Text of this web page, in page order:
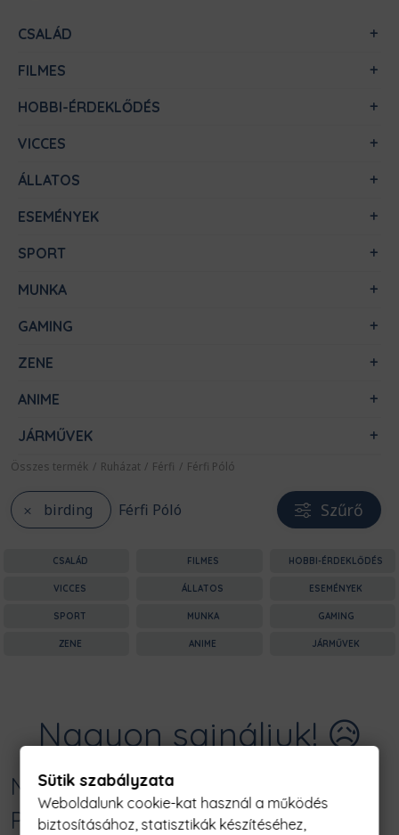
CSALÁD
FILMES
HOBBI-ÉRDEKLŐDÉS
VICCES
ÁLLATOS
ESEMÉNYEK
SPORT
MUNKA
GAMING
ZENE
ANIME
JÁRMŰVEK
Összes termék / Ruházat / Férfi / Férfi Póló
birding Férfi Póló Szűrő
CSALÁD FILMES HOBBI-ÉRDEKLŐDÉS
VICCES ÁLLATOS ESEMÉNYEK
SPORT MUNKA GAMING
ZENE ANIME JÁRMŰVEK
Nagyon sajnáljuk! 😥
Nincs találat erre: "birding Férfi
Póló"
Sütik szabályzata
Weboldalunk cookie-kat használ a működés
biztosításához, statisztikák készítéséhez,